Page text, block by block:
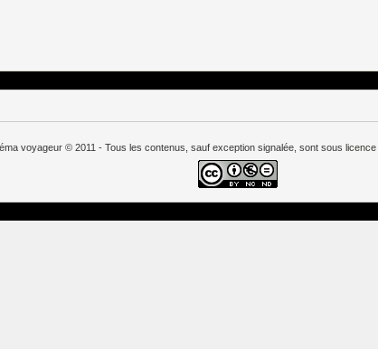
voyageur © 2011 - Tous les contenus, sauf exception signalée, sont sous licence